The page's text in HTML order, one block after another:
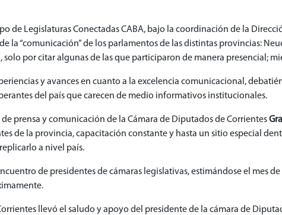
de Legislaturas Conectadas CABA, bajo la coordinación de la
la “comunicación” de los parlamentos de las distintas provincias:
solo por citar algunas de las que participaron de manera presencial;
y avances en cuanto a la excelencia comunicacional,
del país que carecen de medio informativos institucionales.
prensa y comunicación de la Cámara de Diputados de Corrientes
de la provincia, capacitación constante y hasta un sitio especial
a nivel país.
de presidentes de cámaras legislativas, estimándose el mes
llevó el saludo y apoyo del presidente de la cámara de